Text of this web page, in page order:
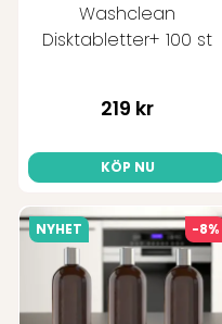
Washclean
Disktabletter+ 100 st
219 kr
KÖP NU
NYHET -8%